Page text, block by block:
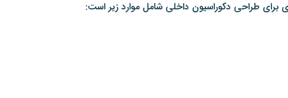
برای طراحی دکوراسیون داخلی شامل موارد زیر است: